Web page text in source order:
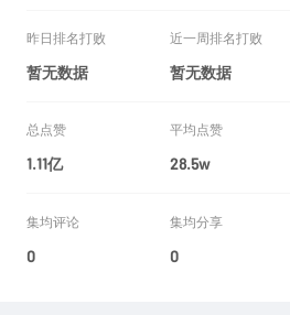
昨日排名打败
暂无数据
近一周排名打败
暂无数据
总点赞
1.11亿
平均点赞
28.5w
集均评论
0
集均分享
0